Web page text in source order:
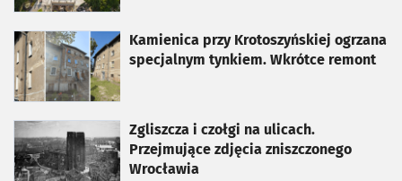
Kamienica przy Krotoszyńskiej ogrzana
specjalnym tynkiem. Wkrótce remont
otworzy się w nowej karcie
Zgliszcza i czołgi na ulicach.
Przejmujące zdjęcia zniszczonego
Wrocławia
otworzy się w nowej karcie